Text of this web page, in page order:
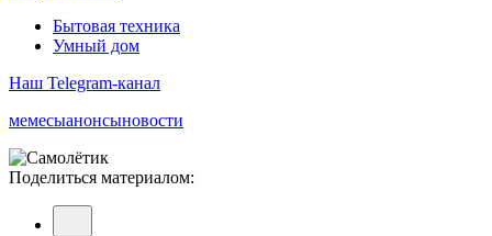
Бытовая техника
Умный дом
Наш Telegram-канал
мемесыанонсыновости
Поделиться материалом: